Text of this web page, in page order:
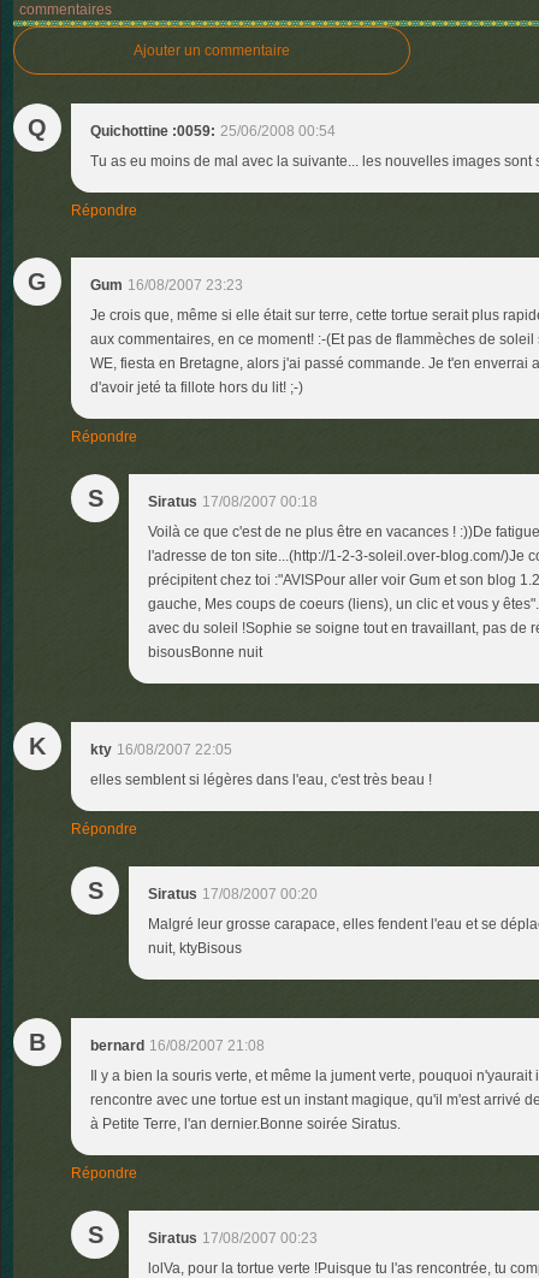
commentaires
Ajouter un commentaire
Q Quichottine :0059: 25/06/2008 00:54
Tu as eu moins de mal avec la suivante... les nouvelles images sont
Répondre
G Gum 16/08/2007 23:23
Je crois que, même si elle était sur terre, cette tortue serait plus
aux commentaires, en ce moment! :-(Et pas de flammèches de
WE, fiesta en Bretagne, alors j'ai passé commande. Je t'en enverrai
d'avoir jeté ta fillote hors du lit! ;-)
Répondre
S Siratus 17/08/2007 00:18
Voilà ce que c'est de ne plus être en vacances ! :))De
l'adresse de ton site...(http://1-2-3-soleil.over-blog.com/)Je
précipitent chez toi :"AVISPour aller voir Gum et son blog
gauche, Mes coups de coeurs (liens), un clic et vous y
avec du soleil !Sophie se soigne tout en travaillant, pas de
bisousBonne nuit
K kty 16/08/2007 22:05
elles semblent si légères dans l'eau, c'est très beau !
Répondre
S Siratus 17/08/2007 00:20
Malgré leur grosse carapace, elles fendent l'eau et se
nuit, ktyBisous
B bernard 16/08/2007 21:08
Il y a bien la souris verte, et même la jument verte, pouquoi
rencontre avec une tortue est un instant magique, qu'il m'est arrivé
à Petite Terre, l'an dernier.Bonne soirée Siratus.
Répondre
S Siratus 17/08/2007 00:23
lolVa, pour la tortue verte !Puisque tu l'as rencontrée, tu